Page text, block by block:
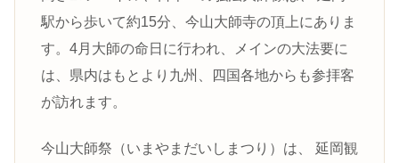
駅から歩いて約15分、今山大師寺の頂上にありま
す。4月大師の命日に行われ、メインの大法要に
は、県内はもとより九州、四国各地からも参拝客
が訪れます。
​今山大師祭（いまやまだいしまつり）は、 延岡観